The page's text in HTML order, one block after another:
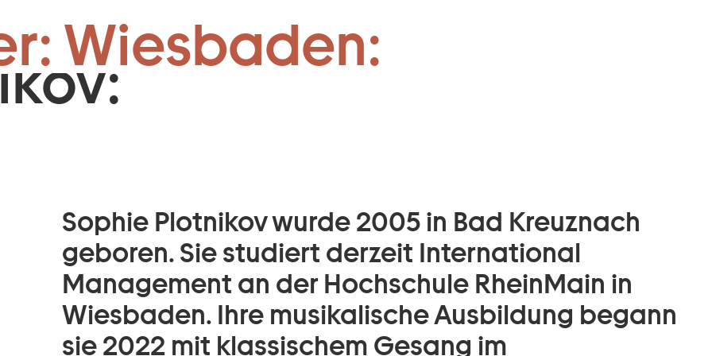
Zum Footer springen
Wiesbaden:
Sophie Plotnikov wurde 2005 in Bad Kreuznach
geboren. Sie studiert derzeit International
Management an der Hochschule RheinMain in
Wiesbaden. Ihre musikalische Ausbildung begann
sie 2022 mit klassischem Gesang im